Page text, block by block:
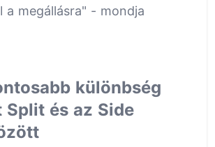
a megállásra" - mondja
különbség
Split és az Side